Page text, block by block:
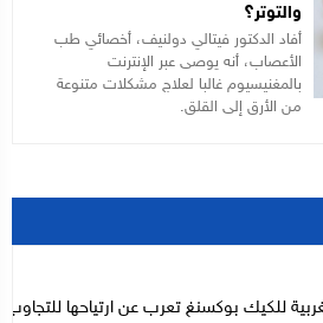
والتوتر؟
أفاد الدكتور فيتالي دولنيف، أخصائي طب
الأعصاب، أنه يوصى عبر الإنترنت
بالمغنيسيوم غالبا لعلاج مشكلات متنوعة
من الأرق إلى القلق.
للكيك بوكسنغ تعرب عن ارتياحها